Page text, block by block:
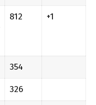
812 +1
354
326